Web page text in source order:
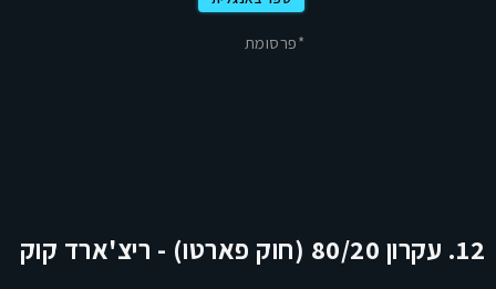
*פרסומת
12. עקרון 80/20 (חוק פארטו) - ריצ'ארד קוק